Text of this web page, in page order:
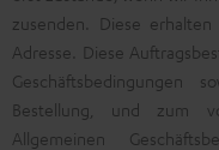
zusenden. Diese
Adresse. Diese
Geschäftsbedingungen
Bestellung, und zum
Allgemeinen